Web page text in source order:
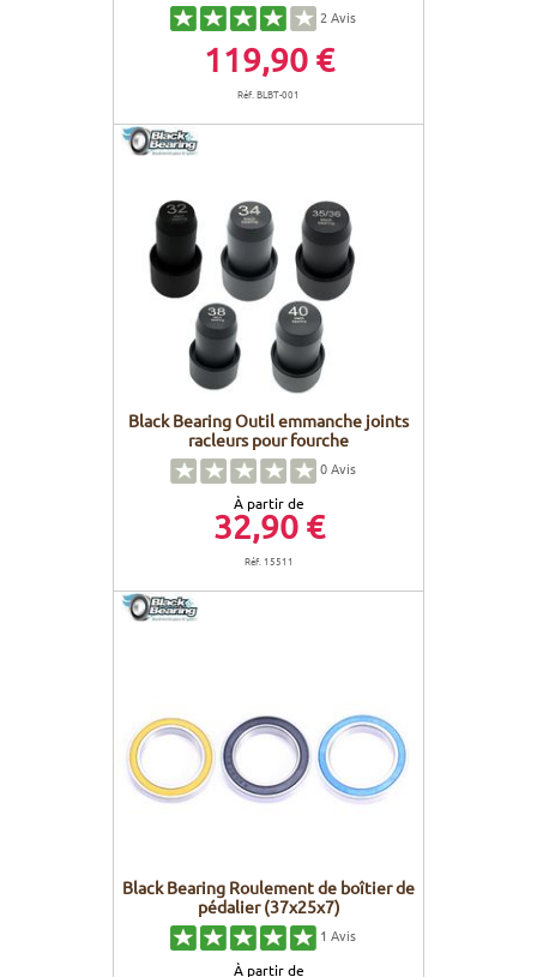
2 Avis
119,90 €
Réf. BLBT-001
Black Bearing Outil emmanche joints
racleurs pour fourche
0Avis
À partir de
32,90 €
Réf. 15511
Black Bearing Roulement de boîtier de
pédalier (37x25x7)
1 Avis
À partir de